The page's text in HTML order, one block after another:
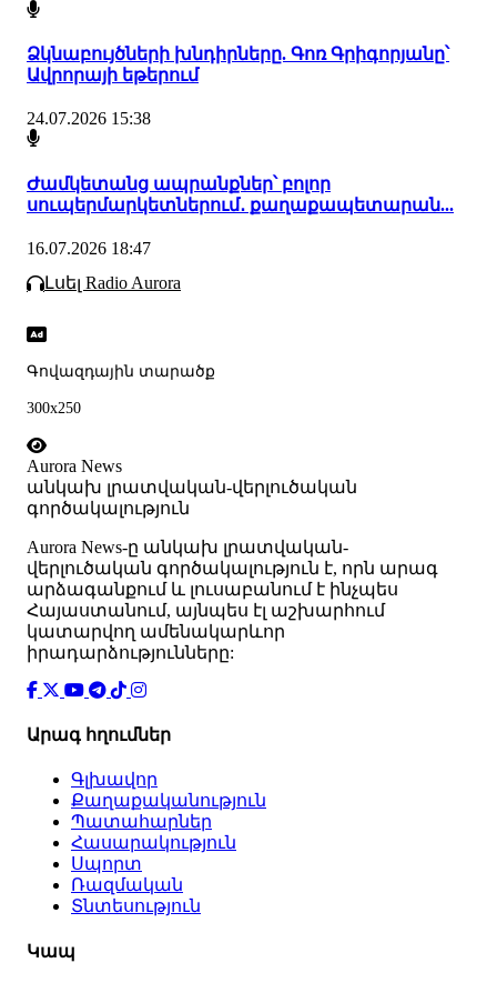
Ձկնաբույծների խնդիրները. Գոռ Գրիգորյանը՝
Ավրորայի եթերում
24.07.2026 15:38
Ժամկետանց ապրանքներ՝ բոլոր
սուպերմարկետներում․ քաղաքապետարան...
16.07.2026 18:47
Լսել Radio Aurora
Գովազդային տարածք
300x250
Aurora News
անկախ լրատվական-վերլուծական
գործակալություն
Аurora News-ը անկախ լրատվական-
վերլուծական գործակալություն է, որն արագ
արձագանքում և լուսաբանում է ինչպես
Հայաստանում, այնպես էլ աշխարհում
կատարվող ամենակարևոր
իրադարձությունները:
Արագ հղումներ
Գլխավոր
Քաղաքականություն
Պատահարներ
Հասարակություն
Սպորտ
Ռազմական
Տնտեսություն
Կապ